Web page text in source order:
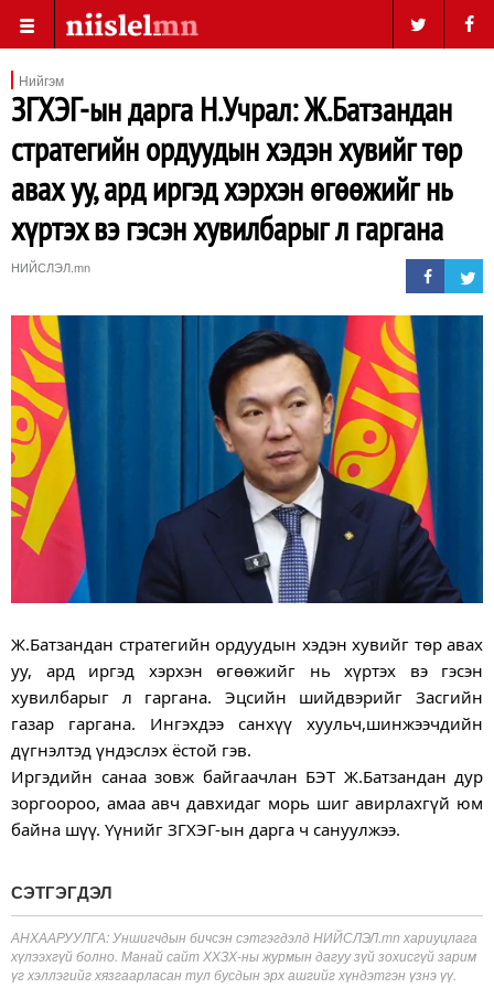
Нийгэм
ЗГХЭГ-ын дарга Н.Учрал: Ж.Батзандан
стратегийн ордуудын хэдэн хувийг төр
авах уу, ард иргэд хэрхэн өгөөжийг нь
хүртэх вэ гэсэн хувилбарыг л гаргана
НИЙСЛЭЛ.mn
Ж.Батзандан стратегийн ордуудын хэдэн хувийг төр авах
уу, ард иргэд хэрхэн өгөөжийг нь хүртэх вэ гэсэн
хувилбарыг л гаргана. Эцсийн шийдвэрийг Засгийн
газар гаргана. Ингэхдээ санхүү хуульч,шинжээчдийн
дүгнэлтэд үндэслэх ёстой гэв.
Иргэдийн санаа зовж байгаачлан БЭТ Ж.Батзандан дур
зоргоороо, амаа авч давхидаг морь шиг авирлахгүй юм
байна шүү. Үүнийг ЗГХЭГ-ын дарга ч сануулжээ.
СЭТГЭГДЭЛ
АНХААРУУЛГА: Уншигчдын бичсэн сэтгэгдэлд НИЙСЛЭЛ.mn хариуцлага
хүлээхгүй болно. Манай сайт ХХЗХ-ны журмын дагуу зүй зохисгүй зарим
үг хэллэгийг хязгаарласан тул бусдын эрх ашгийг хүндэтгэн үзнэ үү.